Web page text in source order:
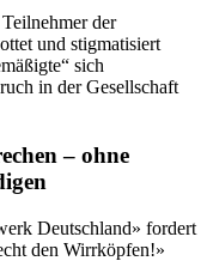
der
und stigmatisiert
sich
in der Gesellschaft
– ohne
Deutschland» fordert
den Wirrköpfen!»